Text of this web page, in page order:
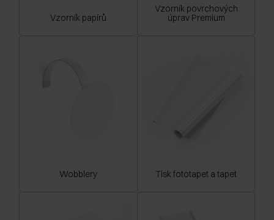
Vzorník papírů
Vzorník povrchových
úprav Premium
Wobblery Tisk fototapet a tapet